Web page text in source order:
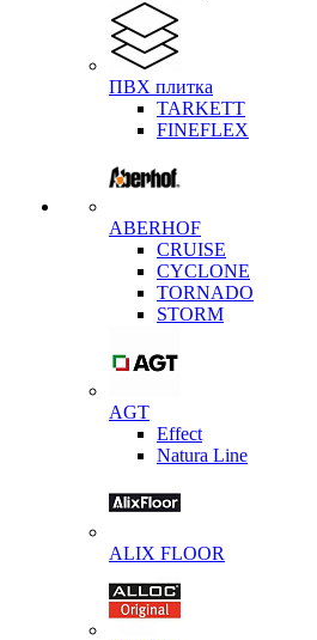
ПВХ плитка
TARKETT
FINEFLEX
ABERHOF
CRUISE
CYCLONE
TORNADO
STORM
AGT
Effect
Natura Line
ALIX FLOOR